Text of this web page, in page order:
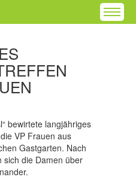
bewirtete langjähriges
VP Frauen aus
Gastgarten. Nach
sich die Damen über